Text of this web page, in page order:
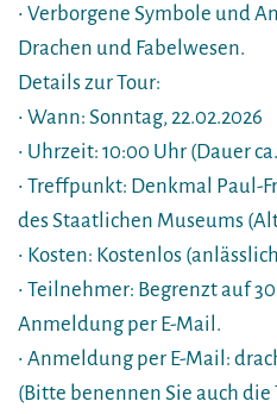
• Verborgene Symbole und
Drachen und Fabelwesen.
Details zur Tour:
• Wann: Sonntag, 22.02.2026
• Uhrzeit: 10:00 Uhr (Dauer
• Treffpunkt: Denkmal Paul-
des Staatlichen Museums
• Kosten: Kostenlos
• Teilnehmer: Begrenzt auf
Anmeldung per E-Mail.
• Anmeldung per E-Mail:
(Bitte benennen Sie auch